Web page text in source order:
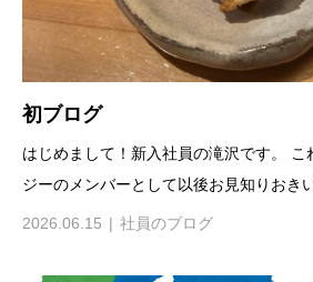
初ブログ
はじめまして！新入社員の滝沢です。 こ
ジーのメンバーとして以後お見知りおき
2026.06.15 社員のブログ